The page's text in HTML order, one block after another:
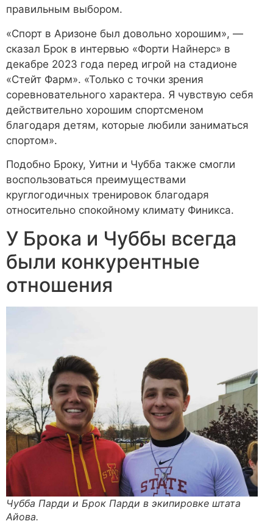
правильным выбором.
«Спорт в Аризоне был довольно хорошим», —
сказал Брок в интервью «Форти Найнерс» в
декабре 2023 года перед игрой на стадионе
«Стейт Фарм». «Только с точки зрения
соревновательного характера. Я чувствую себя
действительно хорошим спортсменом
благодаря детям, которые любили заниматься
спортом».
Подобно Броку, Уитни и Чубба также смогли
воспользоваться преимуществами
круглогодичных тренировок благодаря
относительно спокойному климату Финикса.
У Брока и Чуббы всегда
были конкурентные
отношения
Чубба Парди и Брок Парди в экипировке штата
Айова.